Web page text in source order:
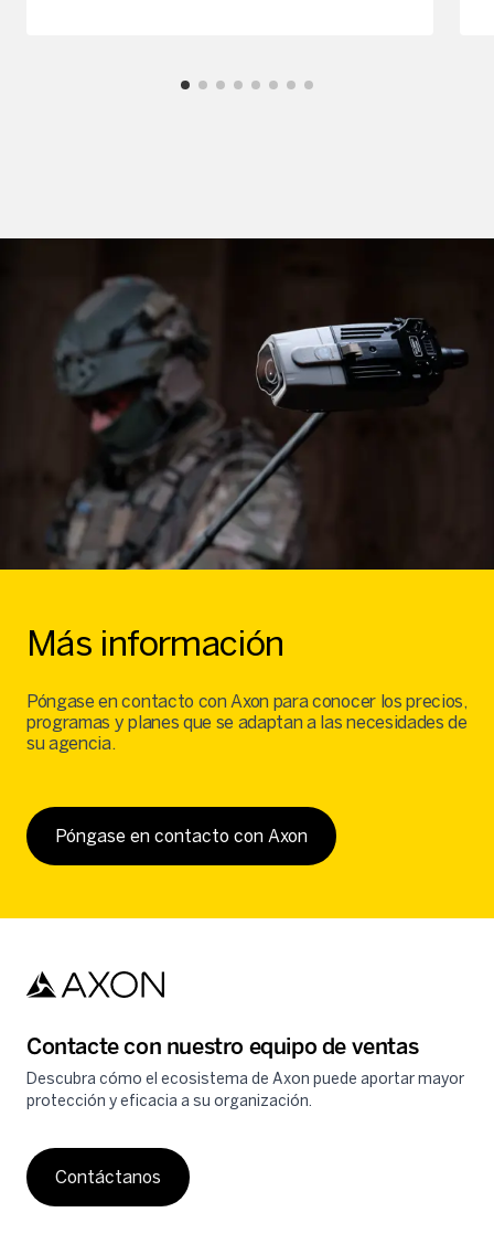
Más información
Póngase en contacto con Axon para conocer los precios,
programas y planes que se adaptan a las necesidades de
su agencia.
Póngase en contacto con Axon
Contacte con nuestro equipo de ventas
Descubra cómo el ecosistema de Axon puede aportar mayor
protección y eficacia a su organización.
Contáctanos